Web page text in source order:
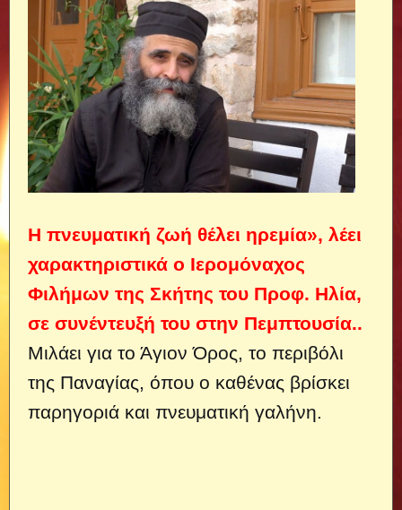
Η πνευματική ζωή θέλει ηρεμία», λέει
χαρακτηριστικά ο Ιερομόναχος
Φιλήμων της Σκήτης του Προφ. Ηλία,
σε συνέντευξή του στην Πεμπτουσία..
Μιλάει για το Άγιον Όρος, το περιβόλι
της Παναγίας, όπου ο καθένας βρίσκει
παρηγοριά και πνευματική γαλήνη.